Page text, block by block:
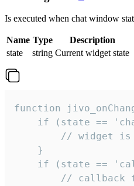
Is executed when chat window
Name Type
Description
state
string Current widget state
function
if (state ==
// widget
    }
if (state ==
// callback